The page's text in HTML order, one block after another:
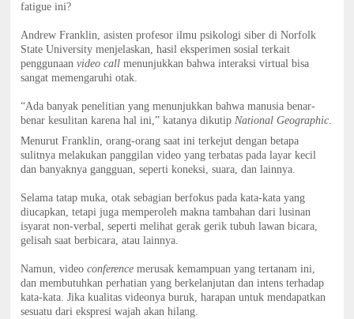
fatigue ini?
Andrew Franklin, asisten profesor ilmu psikologi siber di Norfolk
State University menjelaskan, hasil eksperimen sosial terkait
penggunaanvideo call menunjukkan bahwa interaksi virtual bisa
sangat memengaruhi otak.
“Ada banyak penelitian yang menunjukkan bahwa manusia benar-
benar kesulitan karena hal ini,” katanya dikutipNational Geographic.
Menurut Franklin, orang-orang saat ini terkejut dengan betapa
sulitnya melakukan panggilan video yang terbatas pada layar kecil
dan banyaknya gangguan, seperti koneksi, suara, dan lainnya.
Selama tatap muka, otak sebagian berfokus pada kata-kata yang
diucapkan, tetapi juga memperoleh makna tambahan dari lusinan
isyarat non-verbal, seperti melihat gerak gerik tubuh lawan bicara,
gelisah saat berbicara, atau lainnya.
Namun, videoconferencemerusak kemampuan yang tertanam ini,
dan membutuhkan perhatian yang berkelanjutan dan intens terhadap
kata-kata. Jika kualitas videonya buruk, harapan untuk mendapatkan
sesuatu dari ekspresi wajah akan hilang.